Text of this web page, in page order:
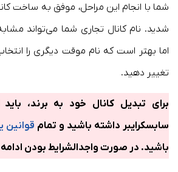
شما با انجام این مراحل، موفق به ساخت
شدید. نام کانال تجاری شما می‌تواند
اما بهتر است که نام موقت دیگری را
تغییر دهید.
سابسکرایبر داشته باشید و تمام قوانین
باشید. در صورت واجدالشرایط بودن